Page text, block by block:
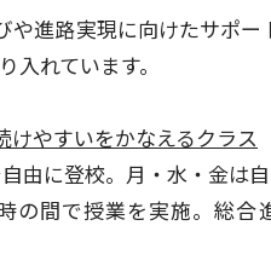
進路実現に向けたサポ
入れています。
やすいをかなえるクラス
由に登校。月・水・金は
の間で授業を実施。総